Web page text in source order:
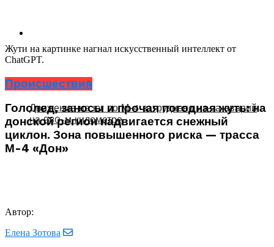
Движение на юг по М-4 затруднено из-за аварий
на 980-м километре
Жути на картинке нагнал искусственный интеллект от
ChatGPT.
Происшествия
Гололед, заносы и прочая погодная жуть: на
донской регион надвигается снежный
циклон. Зона повышенного риска — трасса
М-4 «Дон»
Автор:
Елена Зотова